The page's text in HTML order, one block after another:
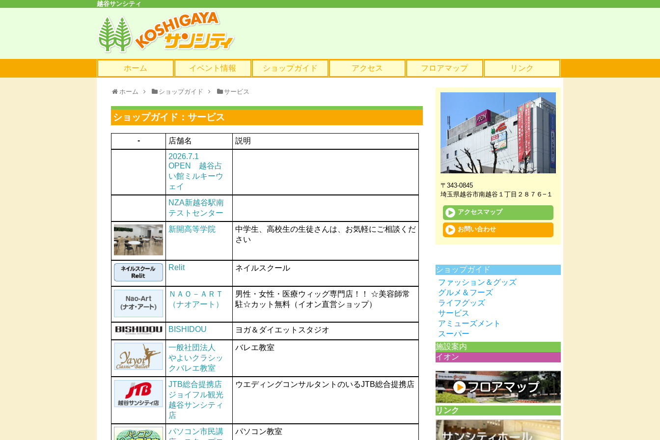
越谷サンシティ
ホーム イベント情報 ショップガイド アクセス フロアマップ リンク
ホーム ショップガイド サービス
ショップガイド： サービス
- 店舗名
説明
2026.7.1
OPEN 越谷占
い館ミルキーウ
ェイ
NZA新越谷駅南
テストセンター
新開高等学院
中学生、高校生の生徒さんは、お気軽にご相談くだ
さい
Relit ネイルスクール
ＮＡＯ－ＡＲＴ
（ナオアート）
男性・女性・医療ウィッグ専門店！！ ☆美容師常
駐☆カット無料（イオン直営ショップ）
BISHIDOU ヨガ＆ダイエットスタジオ
一般社団法人
やよいクラシッ
クバレエ教室
バレエ教室
JTB総合提携店
ジョイフル観光
越谷サンシティ
店
ウエディングコンサルタントのいるJTB総合提携店
パソコン市民講
パソコン教室
〒343-0845
埼玉県越谷市南越谷１丁目２８７６−１
アクセスマップ
お問い合わせ
ショップガイド
ファッション＆グッズ
グルメ＆フーズ
ライフグッズ
サービス
アミューズメント
スーパー
施設案内
イオン
リンク